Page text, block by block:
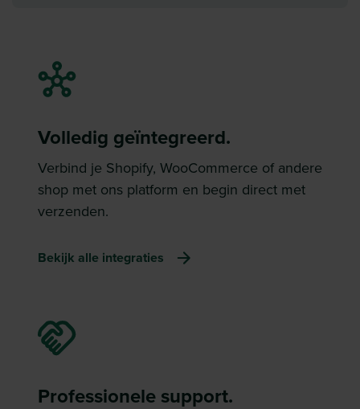
Volledig geïntegreerd.
Verbind je Shopify, WooCommerce of andere
shop met ons platform en begin direct met
verzenden.
Bekijk alle integraties
Professionele support.